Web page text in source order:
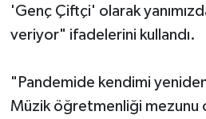
'Genç Çiftçi' olarak
veriyor" ifadelerini kullandı.
"Pandemide kendimi
Müzik öğretmenliği mezunu